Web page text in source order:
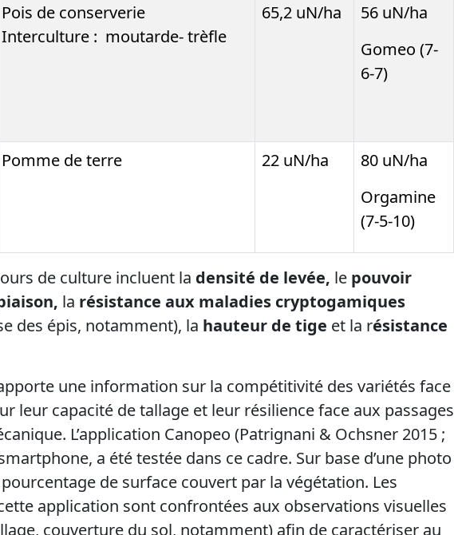
Pois de conserverie
Interculture : moutarde- trèfle
65,2 uN/ha
56 uN/ha
Gomeo (7-
6-7)
Pomme de terre 22 uN/ha
80 uN/ha
Orgamine
(7-5-10)
de culture incluent la densité de levée, le pouvoir
la résistance aux maladies cryptogamiques
des épis, notamment), la hauteur de tige et la résistance
une information sur la compétitivité des variétés face
leur capacité de tallage et leur résilience face aux passages
L’application Canopeo (Patrignani & Ochsner 2015 ;
a été testée dans ce cadre. Sur base d’une photo
de surface couvert par la végétation. Les
application sont confrontées aux observations visuelles
couverture du sol, notamment) afin de caractériser au